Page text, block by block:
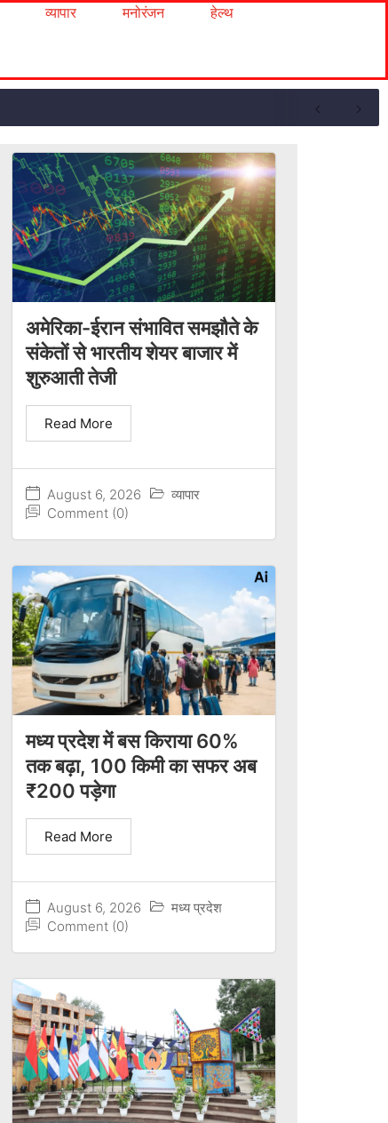
व्यापार मनोरंजन
हेल्थ
अमेरिका-ईरान संभावित समझौते के
संकेतों से भारतीय शेयर बाजार में
शुरुआती तेजी
August 6, 2026
व्यापार
Comment (0)
Read More
मध्य प्रदेश में बस किराया 60%
तक बढ़ा, 100 किमी का सफर अब
₹200 पड़ेगा
August 6, 2026
मध्य प्रदेश
Comment (0)
Read More